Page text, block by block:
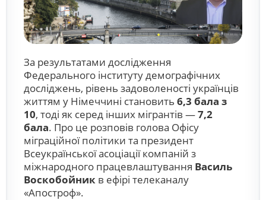
За результатами дослідження
Федерального інституту демографічних
досліджень, рівень задоволеності українців
життям у Німеччині становить 6,3 бала з
10, тоді як серед інших мігрантів —7,2
бала. Про це розповів голова Офісу
міграційної політики та президент
Всеукраїнської асоціації компаній з
міжнародного працевлаштування Василь
Воскобойник в ефірі телеканалу
«Апостроф».